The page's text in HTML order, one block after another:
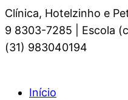
Clínica, Hotelzinho e
9 8303-7285 | Escola
(31) 983040194
Início